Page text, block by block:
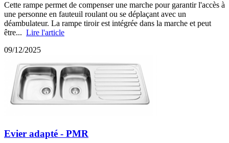
Cette rampe permet de compenser une marche pour garantir l'accès à
une personne en fauteuil roulant ou se déplaçant avec un
déambulateur. La rampe tiroir est intégrée dans la marche et peut
être... Lire l'article
09/12/2025
Evier adapté - PMR